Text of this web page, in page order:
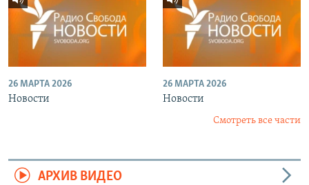
26 МАРТА 2026
Новости
26 МАРТА 2026
Новости
Смотреть все части
АРХИВ ВИДЕО